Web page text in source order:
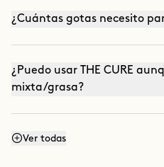
¿Cuántas gotas necesito
¿Puedo usar THE CURE
mixta/grasa?
¿Es fotosensible?
Ver todas